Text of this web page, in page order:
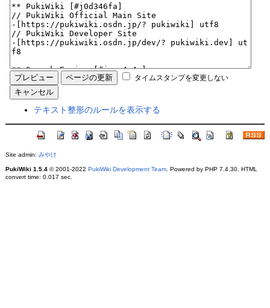
タイムスタンプを変更しない
テキスト整形のルールを表示する
Site admin: みやけ
PukiWiki 1.5.4© 2001-2022 PukiWiki Development Team. Powered by PHP 7.4.30. HTML
convert time: 0.017 sec.